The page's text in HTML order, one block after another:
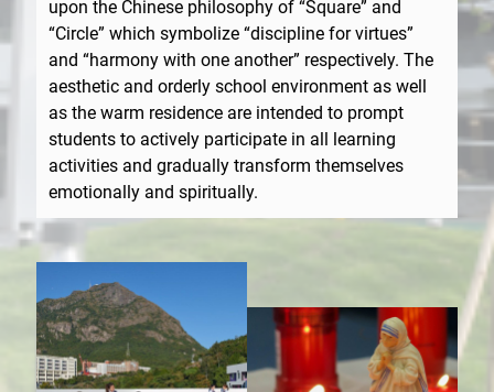
upon the Chinese philosophy of “Square” and
“Circle” which symbolize “discipline for virtues”
and “harmony with one another” respectively. The
aesthetic and orderly school environment as well
as the warm residence are intended to prompt
students to actively participate in all learning
activities and gradually transform themselves
emotionally and spiritually.